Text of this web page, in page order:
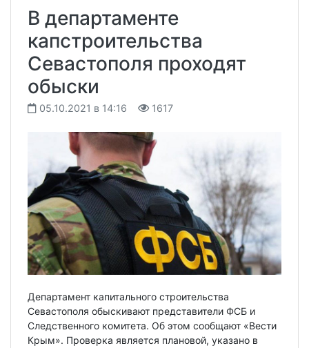
В департаменте
капстроительства
Севастополя проходят
обыски
05.10.2021 в 14:16 1617
Департамент капитального строительства
Севастополя обыскивают представители ФСБ и
Следственного комитета. Об этом сообщают «Вести
Крым». Проверка является плановой, указано в